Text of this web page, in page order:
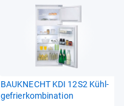
BAU­KNECHT KDI 12S2 Kühl­
ge­frier­kom­bi­na­tion